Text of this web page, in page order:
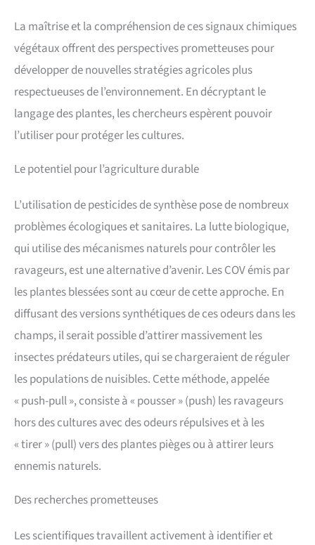
La maîtrise et la compréhension de ces signaux chimiques
végétaux offrent des perspectives prometteuses pour
développer de nouvelles stratégies agricoles plus
respectueuses de l’environnement. En décryptant le
langage des plantes, les chercheurs espèrent pouvoir
l’utiliser pour protéger les cultures.
Le potentiel pour l’agriculture durable
L’utilisation de pesticides de synthèse pose de nombreux
problèmes écologiques et sanitaires. La lutte biologique,
qui utilise des mécanismes naturels pour contrôler les
ravageurs, est une alternative d’avenir. Les COV émis par
les plantes blessées sont au cœur de cette approche. En
diffusant des versions synthétiques de ces odeurs dans les
champs, il serait possible d’attirer massivement les
insectes prédateurs utiles, qui se chargeraient de réguler
les populations de nuisibles. Cette méthode, appelée
« push-pull », consiste à « pousser » (push) les ravageurs
hors des cultures avec des odeurs répulsives et à les
« tirer » (pull) vers des plantes pièges ou à attirer leurs
ennemis naturels.
Des recherches prometteuses
Les scientifiques travaillent activement à identifier et